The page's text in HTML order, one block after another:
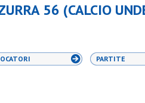
56 (CALCIO
PARTITE